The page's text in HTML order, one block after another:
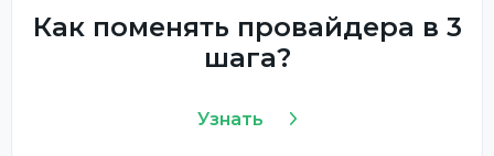
Как поменять провайдера в 3
шага?
Узнать